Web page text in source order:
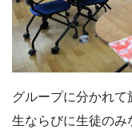
グループに分かれ
生ならびに生徒のみ